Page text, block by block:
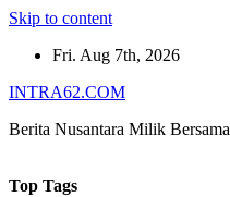
Skip to content
Fri. Aug 7th, 2026
INTRA62.COM
Berita Nusantara Milik Bersama
Top Tags